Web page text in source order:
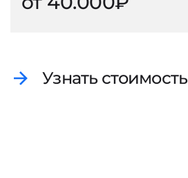
Узнать стоимость